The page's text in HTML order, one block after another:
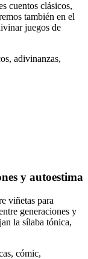
cuentos clásicos,
también en el
juegos de
adivinanzas,
y autoestima
viñetas para
generaciones y
la sílaba tónica,
cómic,